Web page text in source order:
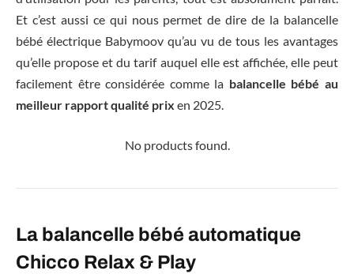
Et c’est aussi ce qui nous permet de dire de la balancelle
bébé électrique Babymoov qu’au vu de tous les avantages
qu’elle propose et du tarif auquel elle est affichée, elle peut
facilement être considérée comme la balancelle bébé au
meilleur rapport qualité prix en 2025.
No products found.
La balancelle bébé automatique
Chicco Relax & Play